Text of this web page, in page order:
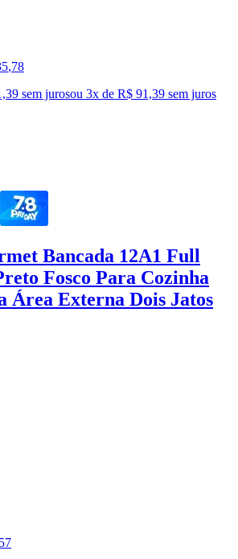
,78
sem jurosou 3x de R$ 91,39 sem juros
Bancada 12A1 Full
Fosco Para Cozinha
Área Externa Dois Jatos
57